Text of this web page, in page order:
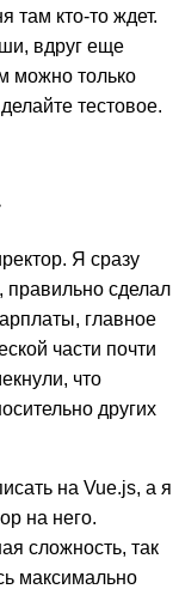
там кто-то ждет.
вдруг еще
можно только
тестовое.
Я сразу
правильно сделал
главное
части почти
что
других
на Vue.js, а я
на него.
сложность, так
максимально